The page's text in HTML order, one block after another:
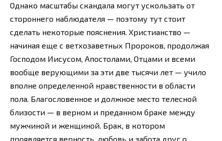
Однако масштабы скандала могут ускользать от
стороннего наблюдателя — поэтому тут стоит
сделать некоторые пояснения. Христианство —
начиная еще с ветхозаветных Пророков, продолжая
Господом Иисусом, Апостолами, Отцами и всеми
вообще верующими за эти две тысячи лет — учило
вполне определенной нравственности в области
пола. Благословенное и должное место телесной
близости — в верном и преданном браке между
мужчиной и женщиной. Брак, в котором
проявляется верность, любовь и забота друг о